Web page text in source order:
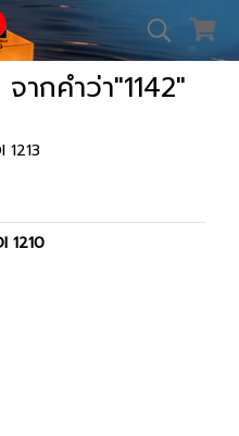
ากคำว่า"1142"
1213
1210